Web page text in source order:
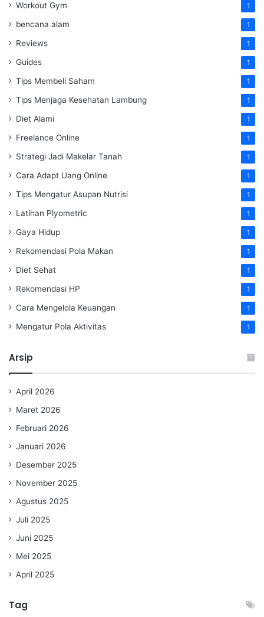
Workout Gym 1
bencana alam 1
Reviews 1
Guides 1
Tips Membeli Saham 1
Tips Menjaga Kesehatan Lambung 1
Diet Alami 1
Freelance Online 1
Strategi Jadi Makelar Tanah 1
Cara Adapt Uang Online 1
Tips Mengatur Asupan Nutrisi 1
Latihan Plyometric 1
Gaya Hidup 1
Rekomendasi Pola Makan 1
Diet Sehat 1
Rekomendasi HP 1
Cara Mengelola Keuangan 1
Mengatur Pola Aktivitas 1
Arsip
April 2026
Maret 2026
Februari 2026
Januari 2026
Desember 2025
November 2025
Agustus 2025
Juli 2025
Juni 2025
Mei 2025
April 2025
Tag